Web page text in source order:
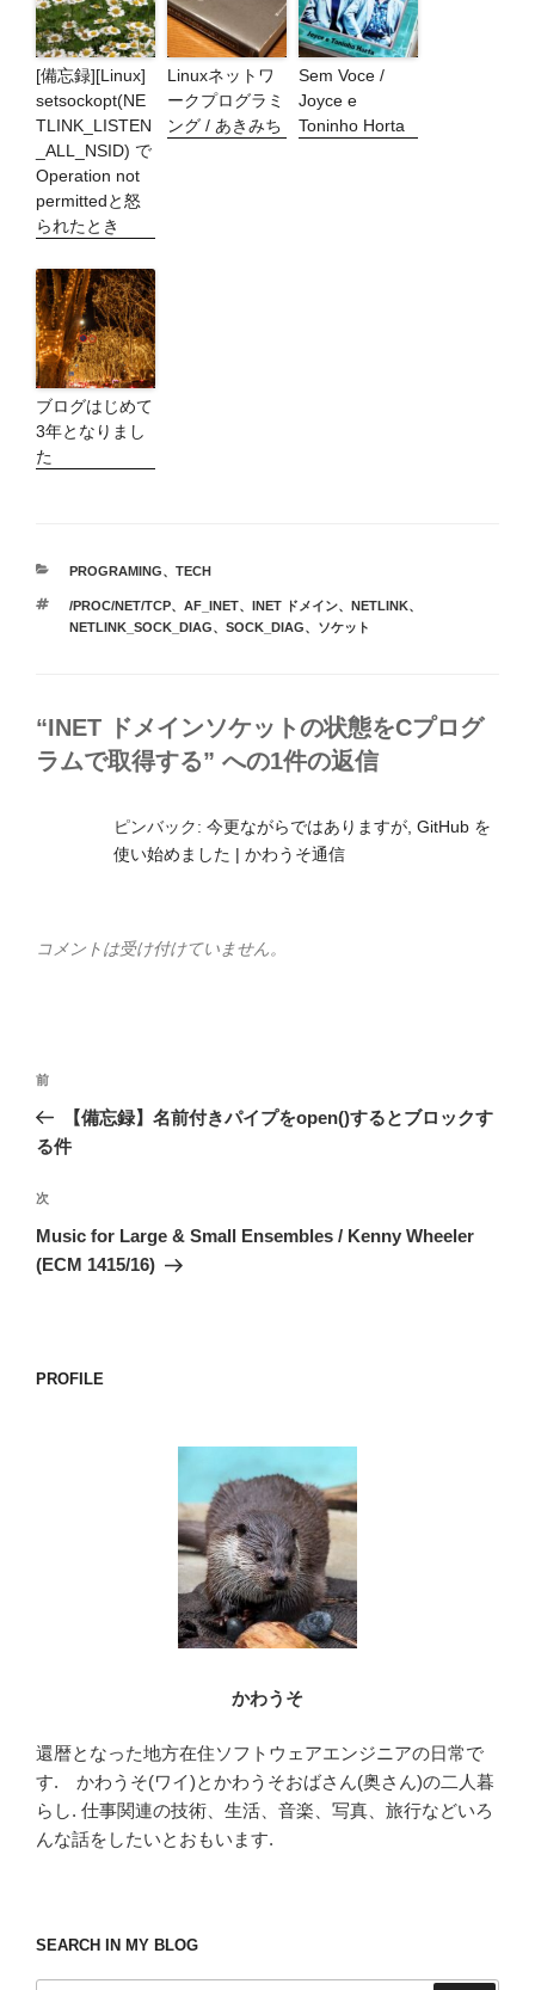
[備忘録][Linux]
setsockopt(NE
TLINK_LISTEN
_ALL_NSID) で
Operation not
permittedと怒
られたとき
Linuxネットワ
ークプログラミ
ング / あきみち
Sem Voce /
Joyce e
Toninho Horta
ブログはじめて
3年となりまし
た
カ
ゴ
リ
PROGRAMING、 TECH
タ
グ
/PROC/NET/TCP、 AF_INET、 INET ドメイン、 NETLINK、
NETLINK_SOCK_DIAG、 SOCK_DIAG、 ソケット
“INET ドメインソケットの状態をCプログ
ラムで取得する” への1件の返信
ピンバック: 今更ながらではありますが, GitHub を
使い始めました | かわうそ通信
コメントは受け付けていません。
投
ナ
ゲ
ー
シ
前
の
投
前
【備忘録】名前付きパイプをopen()するとブロックす
る件
次
の
投
次
Music for Large & Small Ensembles / Kenny Wheeler
(ECM 1415/16)
PROFILE
かわうそ
還暦となった地方在住ソフトウェアエンジニアの日常で
す. かわうそ(ワイ)とかわうそおばさん(奥さん)の二人暮
らし. 仕事関連の技術、生活、音楽、写真、旅行などいろ
んな話をしたいとおもいます.
SEARCH IN MY BLOG